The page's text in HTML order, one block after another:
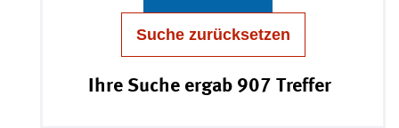
Suche zurücksetzen
Ihre Suche ergab 907 Treffer